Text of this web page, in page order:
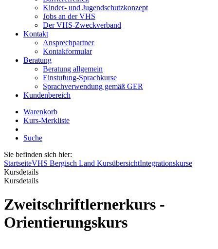
Kinder- und Jugendschutzkonzept
Jobs an der VHS
Der VHS-Zweckverband
Kontakt
Ansprechpartner
Kontakformular
Beratung
Beratung allgemein
Einstufung-Sprachkurse
Sprachverwendung gemäß GER
Kundenbereich
Warenkorb
Kurs-Merkliste
Suche
Sie befinden sich hier:
StartseiteVHS Bergisch Land KursübersichtIntegrationskurse
Kursdetails
Kursdetails
Zweitschriftlernerkurs -
Orientierungskurs